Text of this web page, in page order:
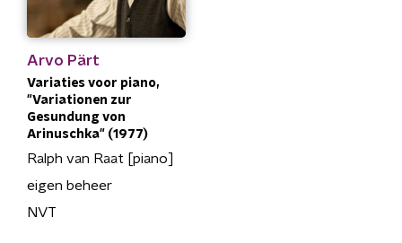
Arvo Pärt
Variaties voor piano,
"Variationen zur
Gesundung von
Arinuschka" (1977)
Ralph van Raat [piano]
eigen beheer
NVT